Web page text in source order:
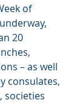
of
20
– as well
consulates,
societies